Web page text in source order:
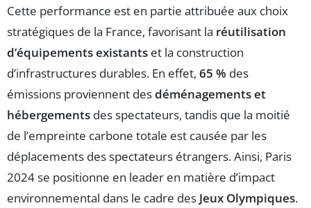
Cette performance est en partie attribuée aux choix
stratégiques de la France, favorisant la réutilisation
d’équipements existants et la construction
d’infrastructures durables. En effet, 65 % des
émissions proviennent desdéménagements et
hébergements des spectateurs, tandis que la moitié
de l’empreinte carbone totale est causée par les
déplacements des spectateurs étrangers. Ainsi, Paris
2024 se positionne en leader en matière d’impact
environnemental dans le cadre des Jeux Olympiques.